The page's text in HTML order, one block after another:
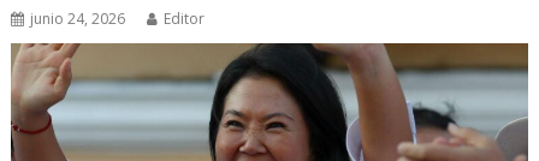
junio 24, 2026 Editor